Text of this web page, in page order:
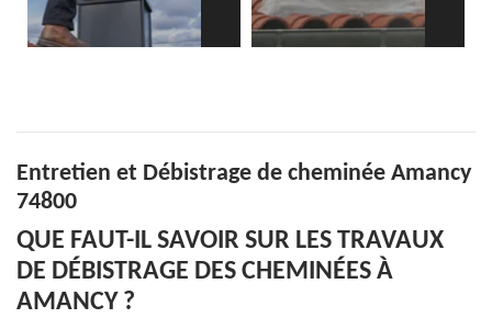
Entretien et Débistrage de cheminée Amancy
74800
QUE FAUT-IL SAVOIR SUR LES TRAVAUX
DE DÉBISTRAGE DES CHEMINÉES À
AMANCY ?